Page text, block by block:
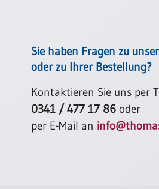
Restbestände
Broschüren
Urkundenscheine
Sie haben Fragen zu
oder zu Ihrer Bestellung?
Kontaktieren Sie uns per
0341 / 477 17 86 oder
per E-Mail an